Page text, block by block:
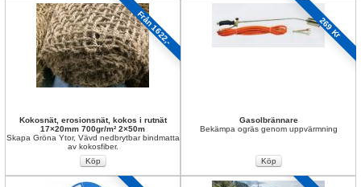
Från 1622,-
Kokosnät, erosionsnät, kokos i rutnät
17×20mm 700gr/m² 2×50m
Skapa Gröna Ytor, Vävd nedbrytbar bindmatta
av kokosfiber.
269 Kr
Gasolbrännare
Bekämpa ogräs genom uppvärmning